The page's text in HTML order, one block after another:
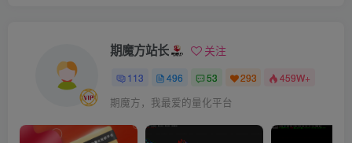
期魔方站长 关注
113 496 53 293 459W+
期魔方，我最爱的量化平台